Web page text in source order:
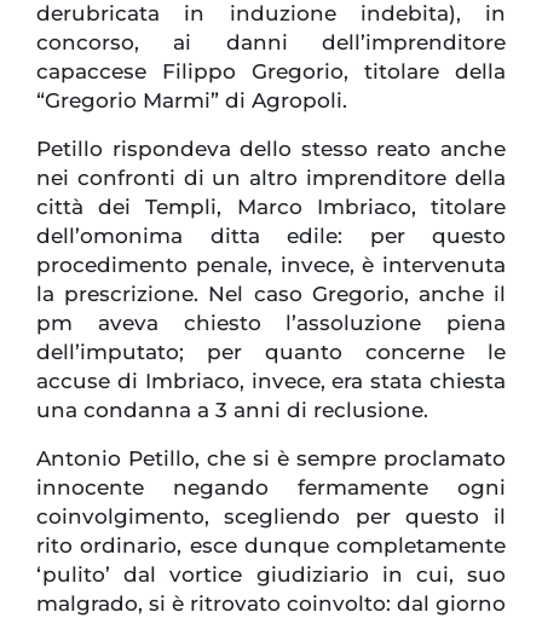
derubricata in induzione indebita), in
concorso, ai danni dell’imprenditore
capaccese Filippo Gregorio, titolare della
“Gregorio Marmi” di Agropoli.
Petillo rispondeva dello stesso reato anche
nei confronti di un altro imprenditore della
città dei Templi, Marco Imbriaco, titolare
dell’omonima ditta edile: per questo
procedimento penale, invece, è intervenuta
la prescrizione. Nel caso Gregorio, anche il
pm aveva chiesto l’assoluzione piena
dell’imputato; per quanto concerne le
accuse di Imbriaco, invece, era stata chiesta
una condanna a 3 anni di reclusione.
Antonio Petillo, che si è sempre proclamato
innocente negando fermamente ogni
coinvolgimento, scegliendo per questo il
rito ordinario, esce dunque completamente
‘pulito’ dal vortice giudiziario in cui, suo
malgrado, si è ritrovato coinvolto: dal giorno